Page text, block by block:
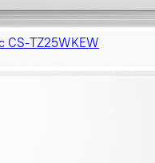
CS-TZ25WKEW